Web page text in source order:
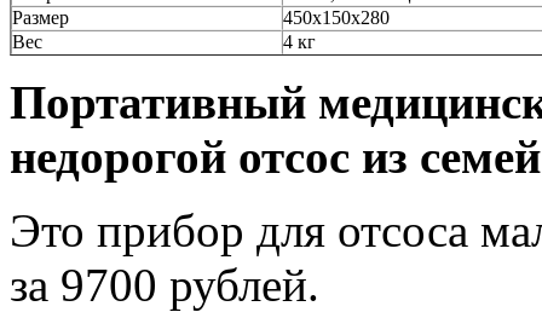
Размер
450х150х280
Вес
4 кг
Портативный
недорогой отсос из
Это прибор для отсоса
за 9700 рублей.